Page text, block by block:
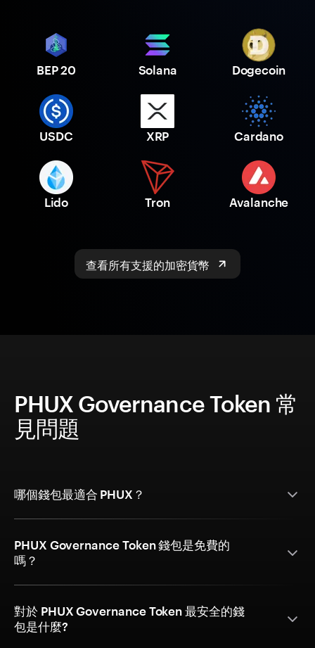
BEP 20 Solana Dogecoin
USDC XRP Cardano
Lido Tron Avalanche
查看所有支援的加密貨幣
PHUX Governance Token 常
見問題
哪個錢包最適合 PHUX？
PHUX Governance Token 錢包是免費的
嗎？
對於 PHUX Governance Token 最安全的錢
包是什麼?